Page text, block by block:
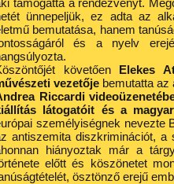
támogatta a rendezvényt.
ünnepeljük, ez adta az
bemutatása, hanem
és a nyelv
követően Elekes
vezetője bemutatta az
Riccardi
látogatóit és a
személyiségnek nevezte
antiszemita diszkriminációt,
hiányoztak már a
előtt és köszönetet
ösztönző erejű